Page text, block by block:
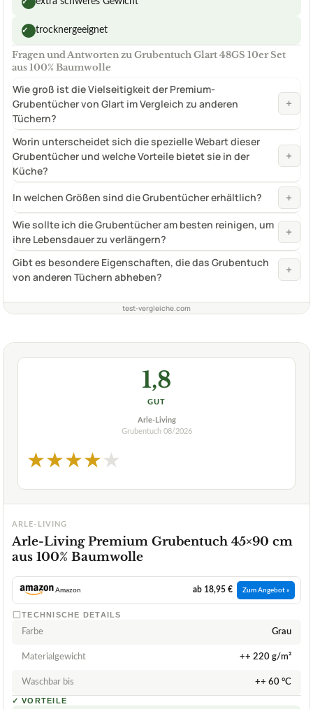
✓
✓ trocknergeeignet
Fragen und Antworten zu Grubentuch Glart 48GS 10er Set
aus 100% Baumwolle
Wie groß ist die Vielseitigkeit der Premium-
Grubentücher von Glart im Vergleich zu anderen
Tüchern?
+
Worin unterscheidet sich die spezielle Webart dieser
Grubentücher und welche Vorteile bietet sie in der
Küche?
+
In welchen Größen sind die Grubentücher erhältlich? +
Wie sollte ich die Grubentücher am besten reinigen, um
ihre Lebensdauer zu verlängern?
+
Gibt es besondere Eigenschaften, die das Grubentuch
von anderen Tüchern abheben?
+
test-vergleiche.com
1,8
GUT
Arle-Living
Grubentuch 08/2026
★★★★★
ARLE-LIVING
Arle-Living Premium Grubentuch 45×90 cm
aus 100% Baumwolle
Amazon ab 18,95 € Zum Angebot »
TECHNISCHE DETAILS
Farbe Grau
Materialgewicht ++ 220 g/m²
Waschbar bis ++ 60 °C
✓ VORTEILE